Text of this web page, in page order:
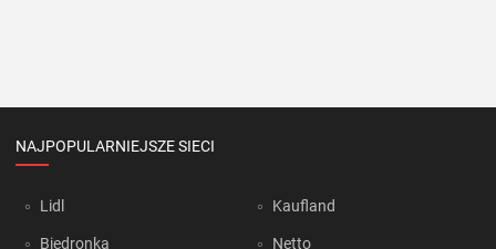
NAJPOPULARNIEJSZE SIECI
Lidl
Biedronka
Kaufland
Netto